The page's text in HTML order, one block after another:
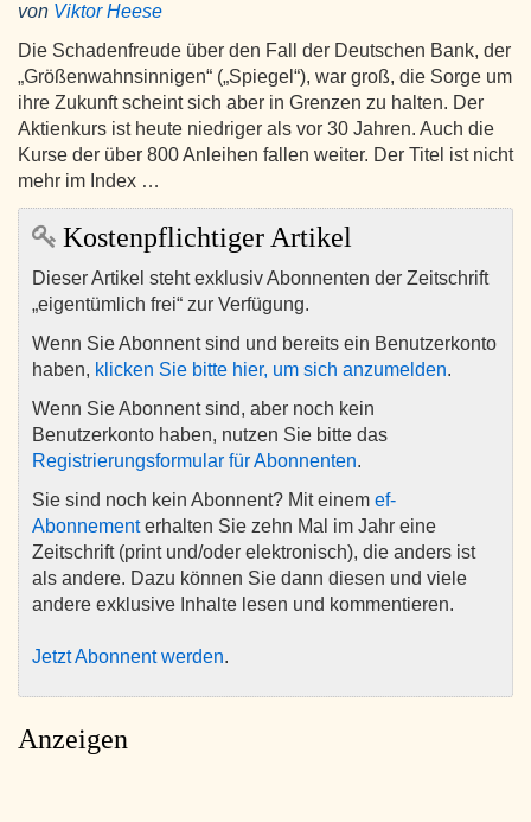
von Viktor Heese
Die Schadenfreude über den Fall der Deutschen Bank, der
„Größenwahnsinnigen“ („Spiegel“), war groß, die Sorge um
ihre Zukunft scheint sich aber in Grenzen zu halten. Der
Aktienkurs ist heute niedriger als vor 30 Jahren. Auch die
Kurse der über 800 Anleihen fallen weiter. Der Titel ist nicht
mehr im Index …
Kostenpflichtiger Artikel
Dieser Artikel steht exklusiv Abonnenten der Zeitschrift
„eigentümlich frei“ zur Verfügung.
Wenn Sie Abonnent sind und bereits ein Benutzerkonto
haben, klicken Sie bitte hier, um sich anzumelden.
Wenn Sie Abonnent sind, aber noch kein
Benutzerkonto haben, nutzen Sie bitte das
Registrierungsformular für Abonnenten.
Sie sind noch kein Abonnent? Mit einem ef-
Abonnementerhalten Sie zehn Mal im Jahr eine
Zeitschrift (print und/oder elektronisch), die anders ist
als andere. Dazu können Sie dann diesen und viele
andere exklusive Inhalte lesen und kommentieren.
Jetzt Abonnent werden.
Anzeigen